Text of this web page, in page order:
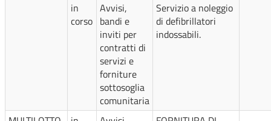
in
corso
Avvisi,
bandi e
inviti per
contratti di
servizi e
forniture
sottosoglia
comunitaria
Servizio a noleggio
di defibrillatori
indossabili.